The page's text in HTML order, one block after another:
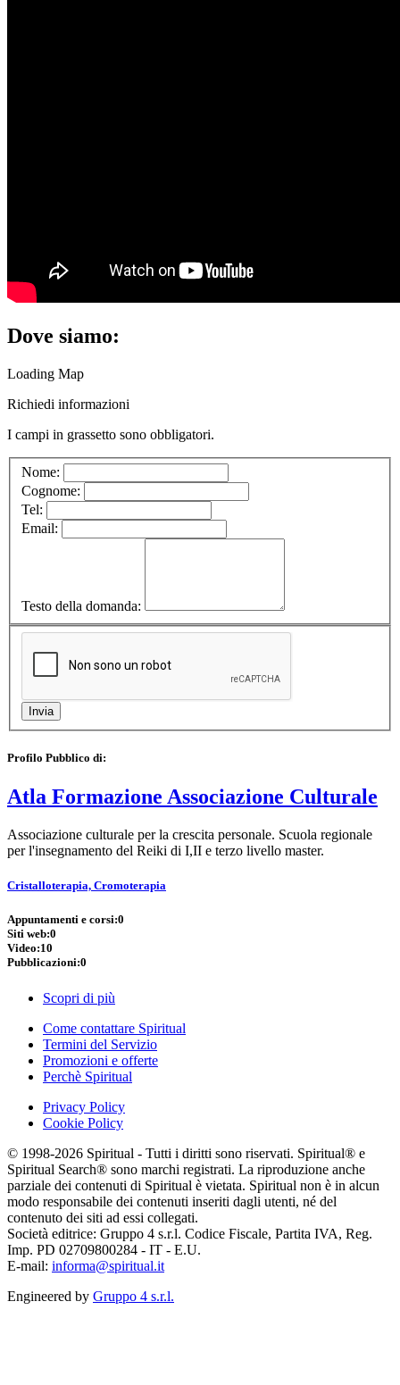
Dove siamo:
Loading Map
Richiedi informazioni
I campi in grassetto sono obbligatori.
Nome:
Cognome:
Tel:
Email:
Testo della domanda:
Profilo Pubblico di:
Atla Formazione Associazione Culturale
Associazione culturale per la crescita personale. Scuola regionale
per l'insegnamento del Reiki di I,II e terzo livello master.
Cristalloterapia, Cromoterapia
Appuntamenti e corsi:0
Siti web:0
Video:10
Pubblicazioni:0
Scopri di più
Come contattare Spiritual
Termini del Servizio
Promozioni e offerte
Perchè Spiritual
Privacy Policy
Cookie Policy
© 1998-2026 Spiritual - Tutti i diritti sono riservati. Spiritual® e
Spiritual Search® sono marchi registrati. La riproduzione anche
parziale dei contenuti di Spiritual è vietata. Spiritual non è in alcun
modo responsabile dei contenuti inseriti dagli utenti, né del
contenuto dei siti ad essi collegati.
Società editrice: Gruppo 4 s.r.l. Codice Fiscale, Partita IVA, Reg.
Imp. PD 02709800284 - IT - E.U.
E-mail: informa@spiritual.it
Engineered by Gruppo 4 s.r.l.